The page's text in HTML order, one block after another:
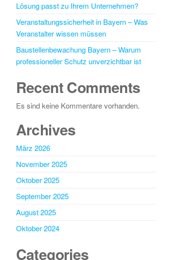
Lösung passt zu Ihrem Unternehmen?
Veranstaltungssicherheit in Bayern – Was
Veranstalter wissen müssen
Baustellenbewachung Bayern – Warum
professioneller Schutz unverzichtbar ist
Recent Comments
Es sind keine Kommentare vorhanden.
Archives
März 2026
November 2025
Oktober 2025
September 2025
August 2025
Oktober 2024
Categories